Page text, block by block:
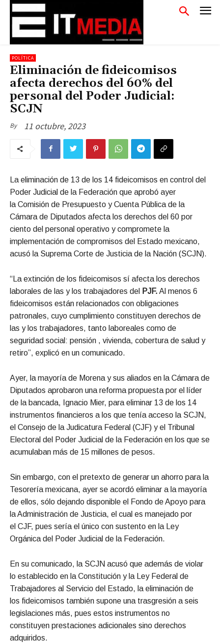
POLÍTICA
Eliminación de fideicomisos
afecta derechos del 60% del
personal del Poder Judicial:
SCJN
By 11 octubre, 2023
La eliminación de 13 de los 14 fideicomisos en control del
Poder Judicial de la Federación que aprobó ayer
la Comisión de Presupuesto y Cuenta Pública de la
Cámara de Diputados afecta los derechos del 60 por
ciento del personal operativo y compromete la
implementación de compromisos del Estado mexicano,
acusó la Suprema Corte de Justicia de la Nación (SCJN).
“La extinción de los fideicomisos sí afecta los derechos
laborales de las y los trabajadores del PJF. Al menos 6
fideicomisos están relacionados con obligaciones
patronales, cuyo cumplimiento constituyen derechos de
las y los trabajadores, tanto laboreales como de
seguridad social: pensión , vivienda, cobertura de salud y
retiro”, explicó en un comunicado.
Ayer, la mayoría de Morena y sus aliados en la Cámara de
Diputados aprobaron una reforma propuesta por el líder
de la bancada, Ignacio Mier, para eliminar 13 de los 14
instrumentos financieros a los que tenía acceso la SCJN,
el Consejo de la Judicatura Federal (CJF) y el Tribunal
Electoral del Poder Judicial de la Federación en los que se
acumulaban más de 15 millones de pesos.
Sin embargo, con el pretexto de generar un ahorro para la
Tesorería mexicana, ayer se acordó eliminar a la mayoría
de ellos, sólo dejando disponible el Fondo de Apoyo para
la Administración de Justicia, el cual es manejado por
el CJF, pues sería el único con sustento en la Ley
Orgánica del Poder Judicial de la Federación.
En su comunicado, la SCJN acusó que además de violar
lo establecido en la Constitución y la Ley Federal de
Trabajadores al Servicio del Estado, la eliminación de
los fideicomisos también supone una trasgresión a seis
legislaciones más, pues estos instrumentos no
constituyen prestaciones adicionales sino derechos
adquiridos.